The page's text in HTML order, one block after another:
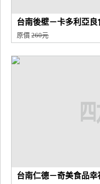
台南後壁－卡多利亞
原價260元
台南仁德－奇美食品